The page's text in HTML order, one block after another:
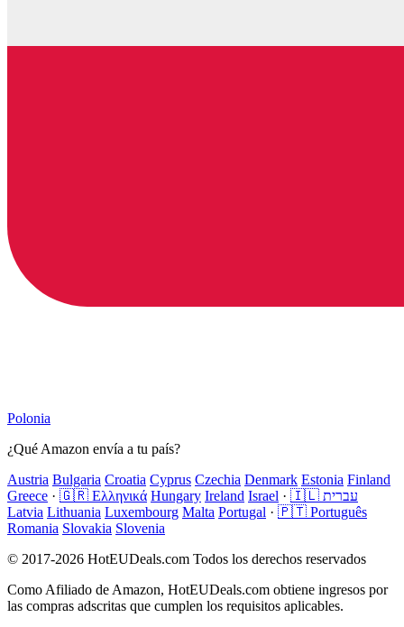
Polonia
¿Qué Amazon envía a tu país?
Austria Bulgaria Croatia Cyprus Czechia Denmark Estonia Finland
Greece · 🇬🇷 Ελληνικά Hungary Ireland Israel ·
🇮🇱 עברית
Latvia Lithuania Luxembourg Malta Portugal · 🇵🇹 Português
Romania Slovakia Slovenia
© 2017-2026 HotEUDeals.com Todos los derechos reservados
Como Afiliado de Amazon, HotEUDeals.com obtiene ingresos por
las compras adscritas que cumplen los requisitos aplicables.